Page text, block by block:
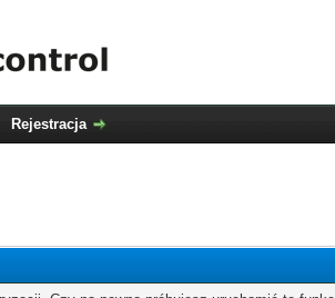
Rejestracja